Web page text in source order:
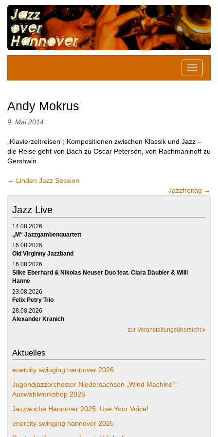
Andy Mokrus
9. Mai 2014
„Klavierzeitreisen“; Kompositionen zwischen Klassik und Jazz –
die Reise geht von Bach zu Oscar Peterson, von Rachmaninoff zu
Gershwin
← Linden Jazz Session
Jazzfreitag →
Jazz Live
14.08.2026
„M“ Jazzgambenquartett
16.08.2026
Old Virginny Jazzband
16.08.2026
Silke Eberhard & Nikolas Neuser Duo feat. Clara Däubler & Willi
Hanne
23.08.2026
Felix Petry Trio
28.08.2026
Alexander Kranich
zur Veranstaltungsübersicht
Aktuelles
enercity swinging hannover 2026
Jugendjazzorchester Niedersachsen „Wind Machine“:
Auswahlworkshop 2026
Jazzwoche Hannover 2025: Use Your Voice!
enercity swinging hannover 2025